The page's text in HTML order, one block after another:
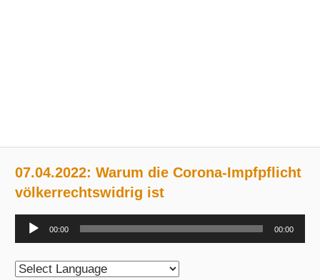
07.04.2022: Warum die Corona-Impfpflicht
völkerrechtswidrig ist
Audio-
Player
00:00 00:00